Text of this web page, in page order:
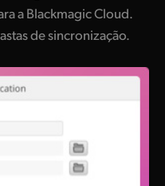
a Blackmagic Cloud.
de sincronização.